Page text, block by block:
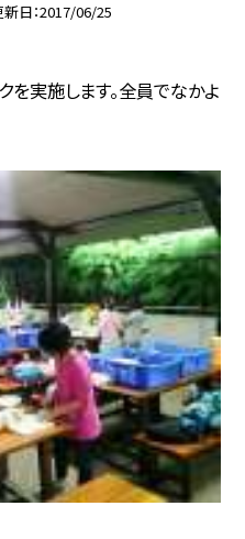
新日 2017/06/25
を実施します。全員でなかよ